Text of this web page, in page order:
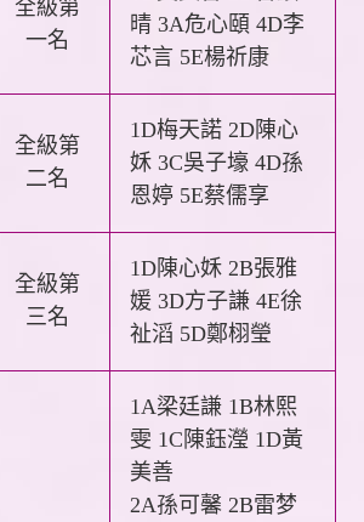
全級第
一名
晴 3A危心頤 4D李
芯言 5E楊祈康
全級第
二名
1D梅天諾 2D陳心
姀 3C吳子壕 4D孫
恩婷 5E蔡儒享
全級第
三名
1D陳心姀 2B張雅
媛 3D方子謙 4E徐
祉滔 5D鄭栩瑩
1A梁廷謙 1B林熙
雯 1C陳鈺瀅 1D黃
美善
2A孫可馨 2B雷梦